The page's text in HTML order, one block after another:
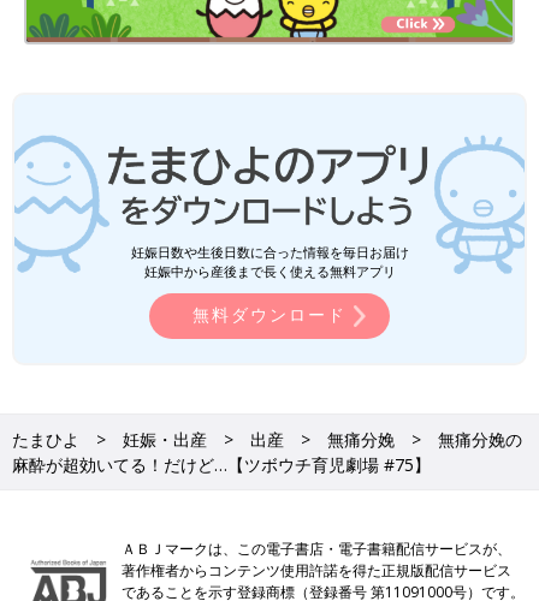
妊娠日数や生後日数に合った情報を毎日お届け
妊娠中から産後まで長く使える無料アプリ
無料ダウンロード
たまひよ 妊娠・出産 出産 無痛分娩
無痛分娩の
麻酔が超効いてる！だけど…【ツボウチ育児劇場 #75】
ＡＢＪマークは、この電子書店・電子書籍配信サービスが、
著作権者からコンテンツ使用許諾を得た正規版配信サービス
であることを示す登録商標（登録番号 第11091000号）です。